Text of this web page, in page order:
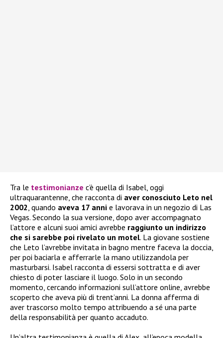
Tra le testimonianze c’è quella di Isabel, oggi
ultraquarantenne, che racconta di aver conosciuto Leto nel
2002 , quando aveva 17 anni e lavorava in un negozio di Las
Vegas. Secondo la sua versione, dopo aver accompagnato
l’attore e alcuni suoi amici avrebbe raggiunto un indirizzo
che si sarebbe poi rivelato un motel. La giovane sostiene
che Leto l’avrebbe invitata in bagno mentre faceva la doccia,
per poi baciarla e afferrarle la mano utilizzandola per
masturbarsi. Isabel racconta di essersi sottratta e di aver
chiesto di poter lasciare il luogo. Solo in un secondo
momento, cercando informazioni sull’attore online, avrebbe
scoperto che aveva più di trent’anni. La donna afferma di
aver trascorso molto tempo attribuendo a sé una parte
della responsabilità per quanto accaduto.